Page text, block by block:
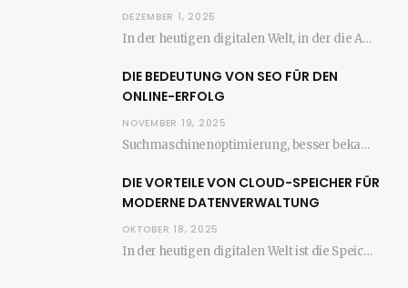
DEZEMBER 1, 2025
In der heutigen digitalen Welt, in der die Anzahl der aufgenommenen Fotos stetig zunimmt, wird…
DIE BEDEUTUNG VON SEO FÜR DEN
ONLINE-ERFOLG
NOVEMBER 19, 2025
Suchmaschinenoptimierung, besser bekannt als SEO, ist ein entscheidender Faktor für den Erfolg jeder Website im…
DIE VORTEILE VON CLOUD-SPEICHER FÜR
MODERNE DATENVERWALTUNG
OKTOBER 18, 2025
In der heutigen digitalen Welt ist die Speicherung und Verwaltung von Daten entscheidend für den…